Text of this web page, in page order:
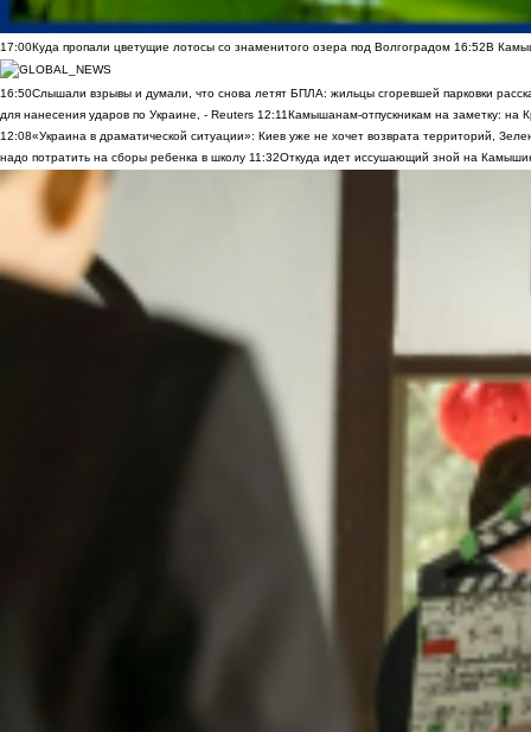
17:00Куда пропали цветущие лотосы со знаменитого озера под Волгоградом 16:52В
16:50Слышали взрывы и думали, что снова летят БПЛА: жильцы сгоревшей парковки
для нанесения ударов по Украине, - Reuters 12:11Камышанам-отпускникам на заметку: на
12:08«Украина в драматической ситуации»: Киев уже не хочет возврата территорий,
надо потратить на сборы ребенка в школу 11:32Откуда идет иссушающий зной на